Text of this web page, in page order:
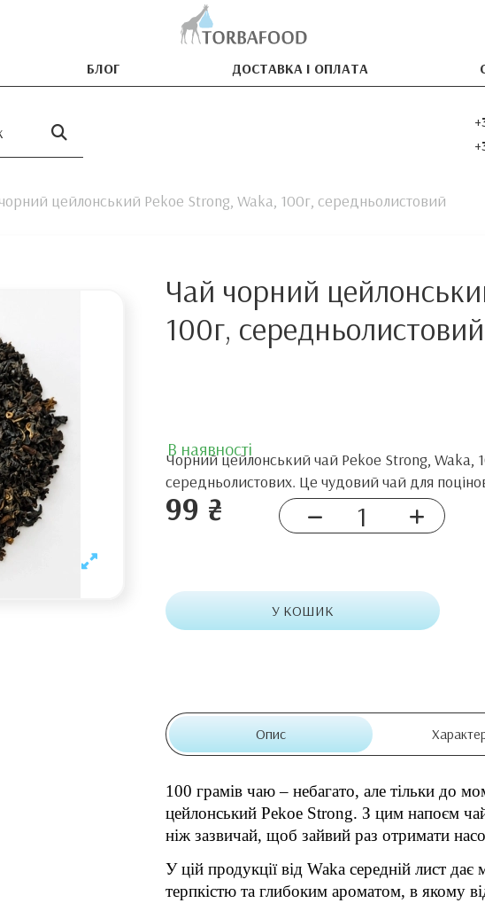
БЛОГ ДОСТАВКА І ОПЛАТА
цейлонський Pekoe Strong, Waka, 100г, середньолистовий
Чай чорний
100г, середньолистовий
Чорний цейлонський чай Pekoe Strong, Waka,
середньолистових. Це чудовий чай для
В наявності
99 ₴
У КОШИК
Опис
100 грамів чаю – небагато, але тільки до
цейлонський Pekoe Strong. З цим напоєм
ніж зазвичай, щоб зайвий раз отримати
У цій продукції від Waka середній лист
терпкістю та глибоким ароматом, в якому